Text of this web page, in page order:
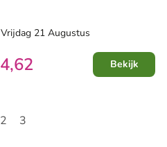
Vrijdag 21 Augustus
4,62 Bekijk
2 3